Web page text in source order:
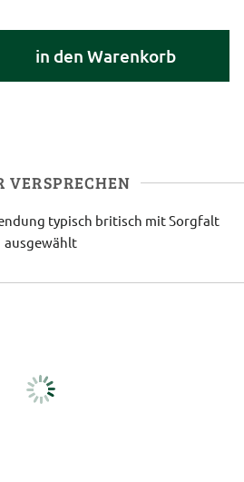
in den Warenkorb
VERSPRECHEN
typisch britisch mit Sorgfalt
ausgewählt